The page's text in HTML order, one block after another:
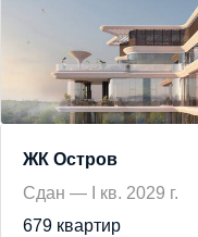
ЖК Остров
Сдан — I кв. 2029 г.
679 квартир